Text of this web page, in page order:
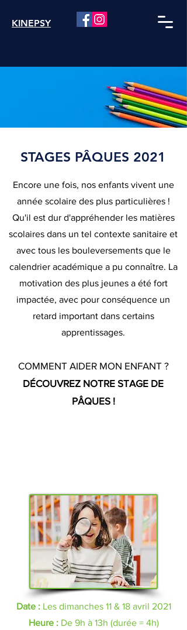
KINEPSY
STAGES PÂQUES 2021
Encore une fois, nos enfants vivent une
année scolaire des plus particulières !
Qu'il est dur d'appréhender les matières
scolaires dans un tel contexte sanitaire et
avec tous les bouleversements que le
calendrier académique a pu connaître. La
motivation des plus jeunes a été fort
impactée, avec pour conséquence un
retard important dans certains
apprentissages.
COMMENT AIDER MON ENFANT ?
DÉCOUVREZ NOTRE STAGE DE
PÂQUES !
Date : Les dimanches 11 & 18 avril 2021
Heure : De 9h à 13h (durée = 4h)